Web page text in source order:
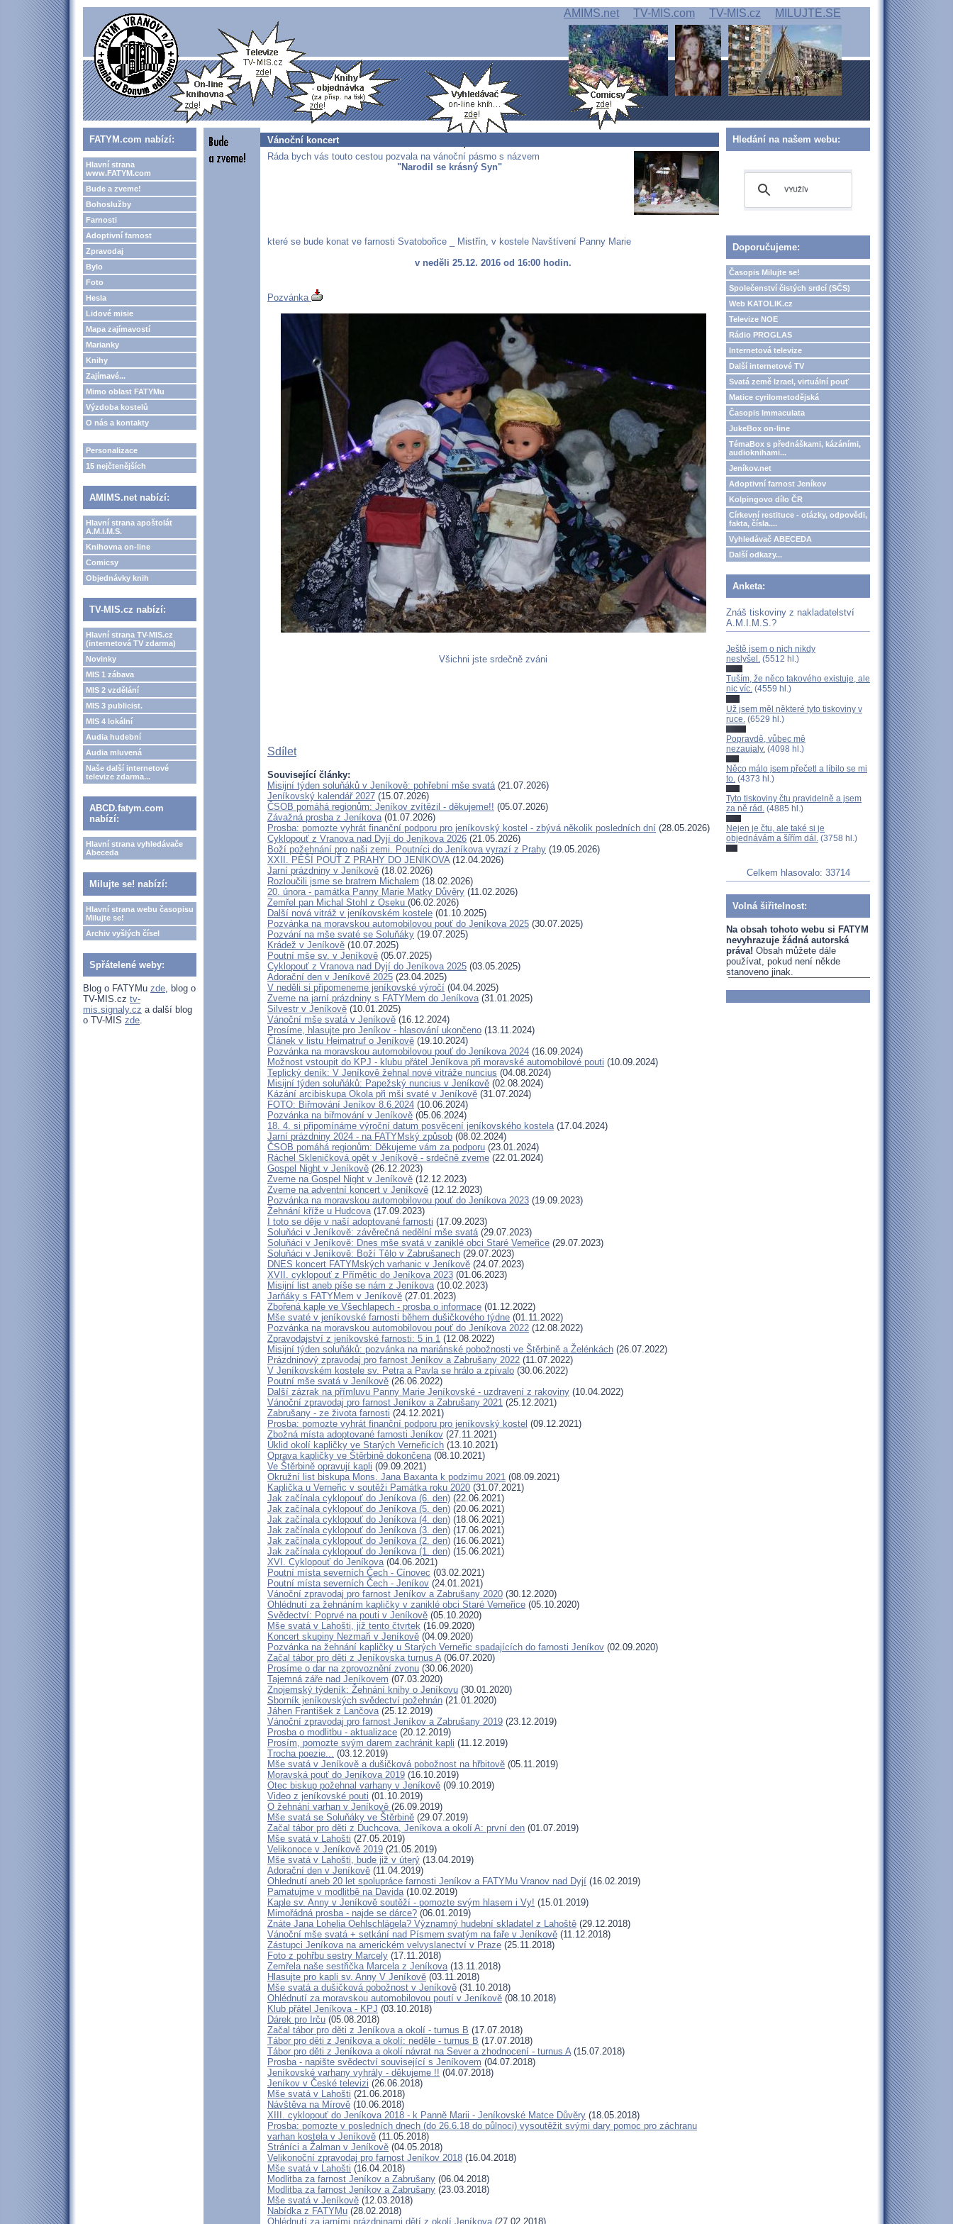
AMIMS.net TV-MIS.com TV-MIS.cz MILUJTE.SE
FATYM.com nabízí:
Hlavní strana
www.FATYM.com
Bude a zveme!
Bohoslužby
Farnosti
Adoptivní farnost
Zpravodaj
Bylo
Foto
Hesla
Lidové misie
Mapa zajímavostí
Marianky
Knihy
Zajímavé...
Mimo oblast FATYMu
Výzdoba kostelů
O nás a kontakty
Personalizace
15 nejčtenějších
AMIMS.net nabízí:
Hlavní strana apoštolát
A.M.I.M.S.
Knihovna on-line
Comicsy
Objednávky knih
TV-MIS.cz nabízí:
Hlavní strana TV-MIS.cz
(internetová TV zdarma)
Novinky
MIS 1 zábava
MIS 2 vzdělání
MIS 3 publicist.
MIS 4 lokální
Audia hudební
Audia mluvená
Naše další internetové
televize zdarma...
ABCD.fatym.com
nabízí:
Hlavní strana vyhledávače
Abeceda
Milujte se! nabízí:
Hlavní strana webu časopisu
Milujte se!
Archiv vyšlých čísel
Spřátelené weby:
Blog o FATYMu zde, blog o
TV-MIS.cz tv-
mis.signaly.cz a další blog
o TV-MIS zde.
Vánoční koncert
Ráda bych vás touto cestou pozvala na vánoční pásmo s názvem
"Narodil se krásný Syn"
které se bude konat ve farnosti Svatobořice _ Mistřín, v kostele Navštívení Panny Marie
v neděli 25.12. 2016 od 16:00 hodin.
Pozvánka
Všichni jste srdečně zváni
Sdílet
Související články:
Misijní týden soluňáků v Jeníkově: pohřební mše svatá(21.07.2026)
Jeníkovský kalendář 2027 (15.07.2026)
ČSOB pomáhá regionům: Jeníkov zvítězil - děkujeme!! (05.07.2026)
Závažná prosba z Jeníkova(01.07.2026)
Prosba: pomozte vyhrát finanční podporu pro jeníkovský kostel - zbývá několik posledních dní (28.05.2026)
Cyklopouť z Vranova nad Dyjí do Jeníkova 2026 (21.05.2026)
Boží požehnání pro naši zemi. Poutníci do Jeníkova vyrazí z Prahy (19.05.2026)
XXII. PĚŠÍ POUŤ Z PRAHY DO JENÍKOVA(12.04.2026)
Jarní prázdniny v Jeníkově (18.02.2026)
Rozloučili jsme se bratrem Michalem (18.02.2026)
20. února - památka Panny Marie Matky Důvěry (11.02.2026)
Zemřel pan Michal Stohl z Oseku (06.02.2026)
Další nová vitráž v jeníkovském kostele (01.10.2025)
Pozvánka na moravskou automobilovou pouť do Jeníkova 2025 (30.07.2025)
Pozvání na mše svaté se Soluňáky (19.07.2025)
Krádež v Jeníkově (10.07.2025)
Poutní mše sv. v Jeníkově (05.07.2025)
Cyklopouť z Vranova nad Dyjí do Jeníkova 2025 (03.05.2025)
Adorační den v Jeníkově 2025 (23.04.2025)
V neděli si připomeneme jeníkovské výročí (04.04.2025)
Zveme na jarní prázdniny s FATYMem do Jeníkova(31.01.2025)
Silvestr v Jeníkově (10.01.2025)
Vánoční mše svatá v Jeníkově (16.12.2024)
Prosíme, hlasujte pro Jeníkov - hlasování ukončeno (13.11.2024)
Článek v listu Heimatruf o Jeníkově (19.10.2024)
Pozvánka na moravskou automobilovou pouť do Jeníkova 2024 (16.09.2024)
Možnost vstoupit do KPJ - klubu přátel Jeníkova při moravské automobilové pouti (10.09.2024)
Teplický deník: V Jeníkově žehnal nové vitráže nuncius (04.08.2024)
Misijní týden soluňáků: Papežský nuncius v Jeníkově (02.08.2024)
Kázání arcibiskupa Okola při mši svaté v Jeníkově (31.07.2024)
FOTO: Biřmování Jeníkov 8.6.2024 (10.06.2024)
Pozvánka na biřmování v Jeníkově (05.06.2024)
18. 4. si připomínáme výroční datum posvěcení jeníkovského kostela(17.04.2024)
Jarní prázdniny 2024 - na FATYMský způsob (08.02.2024)
ČSOB pomáhá regionům: Děkujeme vám za podporu (23.01.2024)
Ráchel Skleničková opět v Jeníkově - srdečně zveme (22.01.2024)
Gospel Night v Jeníkově (26.12.2023)
Zveme na Gospel Night v Jeníkově (12.12.2023)
Zveme na adventní koncert v Jeníkově (12.12.2023)
Pozvánka na moravskou automobilovou pouť do Jeníkova 2023 (19.09.2023)
Žehnání kříže u Hudcova(17.09.2023)
I toto se děje v naší adoptované farnosti (17.09.2023)
Soluňáci v Jeníkově: závěrečná nedělní mše svatá(29.07.2023)
Soluňáci v Jeníkově: Dnes mše svatá v zaniklé obci Staré Verneřice (29.07.2023)
Soluňáci v Jeníkově: Boží Tělo v Zabrušanech (29.07.2023)
DNES koncert FATYMských varhanic v Jeníkově (24.07.2023)
XVII. cyklopouť z Přímětic do Jeníkova 2023 (01.06.2023)
Misijní list aneb píše se nám z Jeníkova(10.02.2023)
Jarňáky s FATYMem v Jeníkově (27.01.2023)
Zbořená kaple ve Všechlapech - prosba o informace (01.12.2022)
Mše svaté v jeníkovské farnosti během dušičkového týdne (01.11.2022)
Pozvánka na moravskou automobilovou pouť do Jeníkova 2022 (12.08.2022)
Zpravodajství z jeníkovské farnosti: 5 in 1 (12.08.2022)
Misijní týden soluňáků: pozvánka na mariánské pobožnosti ve Štěrbině a Želénkách (26.07.2022)
Prázdninový zpravodaj pro farnost Jeníkov a Zabrušany 2022 (11.07.2022)
V Jeníkovském kostele sv. Petra a Pavla se hrálo a zpívalo (30.06.2022)
Poutní mše svatá v Jeníkově (26.06.2022)
Další zázrak na přímluvu Panny Marie Jeníkovské - uzdravení z rakoviny (10.04.2022)
Vánoční zpravodaj pro farnost Jeníkov a Zabrušany 2021 (25.12.2021)
Zabrušany - ze života farnosti (24.12.2021)
Prosba: pomozte vyhrát finanční podporu pro jeníkovský kostel (09.12.2021)
Zbožná místa adoptované farnosti Jeníkov (27.11.2021)
Úklid okolí kapličky ve Starých Verneřicích (13.10.2021)
Oprava kapličky ve Štěrbině dokončena(08.10.2021)
Ve Štěrbině opravují kapli (09.09.2021)
Okružní list biskupa Mons. Jana Baxanta k podzimu 2021 (08.09.2021)
Kaplička u Verneřic v soutěži Památka roku 2020 (31.07.2021)
Jak začínala cyklopouť do Jeníkova (6. den) (22.06.2021)
Jak začínala cyklopouť do Jeníkova (5. den) (20.06.2021)
Jak začínala cyklopouť do Jeníkova (4. den) (18.06.2021)
Jak začínala cyklopouť do Jeníkova (3. den) (17.06.2021)
Jak začínala cyklopouť do Jeníkova (2. den) (16.06.2021)
Jak začínala cyklopouť do Jeníkova (1. den) (15.06.2021)
XVI. Cyklopouť do Jeníkova(04.06.2021)
Poutní místa severních Čech - Cínovec (03.02.2021)
Poutní místa severních Čech - Jeníkov (24.01.2021)
Vánoční zpravodaj pro farnost Jeníkov a Zabrušany 2020 (30.12.2020)
Ohlédnutí za žehnáním kapličky v zaniklé obci Staré Verneřice (05.10.2020)
Svědectví: Poprvé na pouti v Jeníkově (05.10.2020)
Mše svatá v Lahošti, již tento čtvrtek (16.09.2020)
Koncert skupiny Nezmaři v Jeníkově (04.09.2020)
Pozvánka na žehnání kapličky u Starých Verneřic spadajících do farnosti Jeníkov (02.09.2020)
Začal tábor pro děti z Jeníkovska turnus A(06.07.2020)
Prosíme o dar na zprovoznění zvonu (30.06.2020)
Tajemná záře nad Jeníkovem (07.03.2020)
Znojemský týdeník: Žehnání knihy o Jeníkovu (30.01.2020)
Sborník jeníkovských svědectví požehnán (21.01.2020)
Jáhen František z Lančova(25.12.2019)
Vánoční zpravodaj pro farnost Jeníkov a Zabrušany 2019 (23.12.2019)
Prosba o modlitbu - aktualizace (20.12.2019)
Prosím, pomozte svým darem zachránit kapli (11.12.2019)
Trocha poezie... (03.12.2019)
Mše svatá v Jeníkově a dušičková pobožnost na hřbitově (05.11.2019)
Moravská pouť do Jeníkova 2019 (16.10.2019)
Otec biskup požehnal varhany v Jeníkově (09.10.2019)
Video z jeníkovské pouti (01.10.2019)
O žehnání varhan v Jeníkově (26.09.2019)
Mše svatá se Soluňáky ve Štěrbině (29.07.2019)
Začal tábor pro děti z Duchcova, Jeníkova a okolí A: první den (01.07.2019)
Mše svatá v Lahošti (27.05.2019)
Velikonoce v Jeníkově 2019 (21.05.2019)
Mše svatá v Lahošti, bude již v úterý (13.04.2019)
Adorační den v Jeníkově (11.04.2019)
Ohlednutí aneb 20 let spolupráce farnosti Jeníkov a FATYMu Vranov nad Dyjí (16.02.2019)
Pamatujme v modlitbě na Davida(10.02.2019)
Kaple sv. Anny v Jeníkově soutěží - pomozte svým hlasem i Vy! (15.01.2019)
Mimořádná prosba - najde se dárce? (06.01.2019)
Znáte Jana Lohelia Oehlschlägela? Významný hudební skladatel z Lahoště (29.12.2018)
Vánoční mše svatá + setkání nad Písmem svatým na faře v Jeníkově (11.12.2018)
Zástupci Jeníkova na americkém velvyslanectví v Praze (25.11.2018)
Foto z pohřbu sestry Marcely (17.11.2018)
Zemřela naše sestřička Marcela z Jeníkova(13.11.2018)
Hlasujte pro kapli sv. Anny V Jeníkově (03.11.2018)
Mše svatá a dušičková pobožnost v Jeníkově (31.10.2018)
Ohlédnutí za moravskou automobilovou poutí v Jeníkově (08.10.2018)
Klub přátel Jeníkova - KPJ (03.10.2018)
Dárek pro Irču (05.08.2018)
Začal tábor pro děti z Jeníkova a okolí - turnus B (17.07.2018)
Tábor pro děti z Jeníkova a okolí: neděle - turnus B (17.07.2018)
Tábor pro děti z Jeníkova a okolí návrat na Sever a zhodnocení - turnus A(15.07.2018)
Prosba - napište svědectví související s Jeníkovem (04.07.2018)
Jeníkovské varhany vyhrály - děkujeme !! (04.07.2018)
Jeníkov v České televizi (26.06.2018)
Mše svatá v Lahošti (21.06.2018)
Návštěva na Mírově (10.06.2018)
XIII. cyklopouť do Jeníkova 2018 - k Panně Marii - Jeníkovské Matce Důvěry (18.05.2018)
Prosba: pomozte v posledních dnech (do 26.6.18 do půlnoci) vysoutěžit svými dary pomoc pro záchranu
varhan kostela v Jeníkově (11.05.2018)
Stráníci a Žalman v Jeníkově (04.05.2018)
Velikonoční zpravodaj pro farnost Jeníkov 2018 (16.04.2018)
Mše svatá v Lahošti (16.04.2018)
Modlitba za farnost Jeníkov a Zabrušany (06.04.2018)
Modlitba za farnost Jeníkov a Zabrušany (23.03.2018)
Mše svatá v Jeníkově (12.03.2018)
Nabídka z FATYMu (28.02.2018)
Ohlédnutí za jarními prázdninami dětí z okolí Jeníkova (27.02.2018)
Hledání na našem webu:
Doporučujeme:
Časopis Milujte se!
Společenství čistých srdcí (SČS)
Web KATOLIK.cz
Televize NOE
Rádio PROGLAS
Internetová televize
Další internetové TV
Svatá země Izrael, virtuální pouť
Matice cyrilometodějská
Časopis Immaculata
JukeBox on-line
TémaBox s přednáškami, kázáními,
audioknihami...
Jeníkov.net
Adoptivní farnost Jeníkov
Kolpingovo dílo ČR
Církevní restituce - otázky, odpovědi,
fakta, čísla....
Vyhledávač ABECEDA
Další odkazy...
Anketa:
Znáš tiskoviny z nakladatelství
A.M.I.M.S.?
Ještě jsem o nich nikdy
neslyšel. (5512 hl.)
Tuším, že něco takového existuje, ale
nic víc. (4559 hl.)
Už jsem měl některé tyto tiskoviny v
ruce. (6529 hl.)
Popravdě, vůbec mě
nezaujaly. (4098 hl.)
Něco málo jsem přečetl a líbilo se mi
to. (4373 hl.)
Tyto tiskoviny čtu pravidelně a jsem
za ně rád. (4885 hl.)
Nejen je čtu, ale také si je
objednávám a šířím dál. (3758 hl.)
Celkem hlasovalo: 33714
Volná šiřitelnost:
Na obsah tohoto webu si FATYM
nevyhrazuje žádná autorská
práva! Obsah můžete dále
používat, pokud není někde
stanoveno jinak.